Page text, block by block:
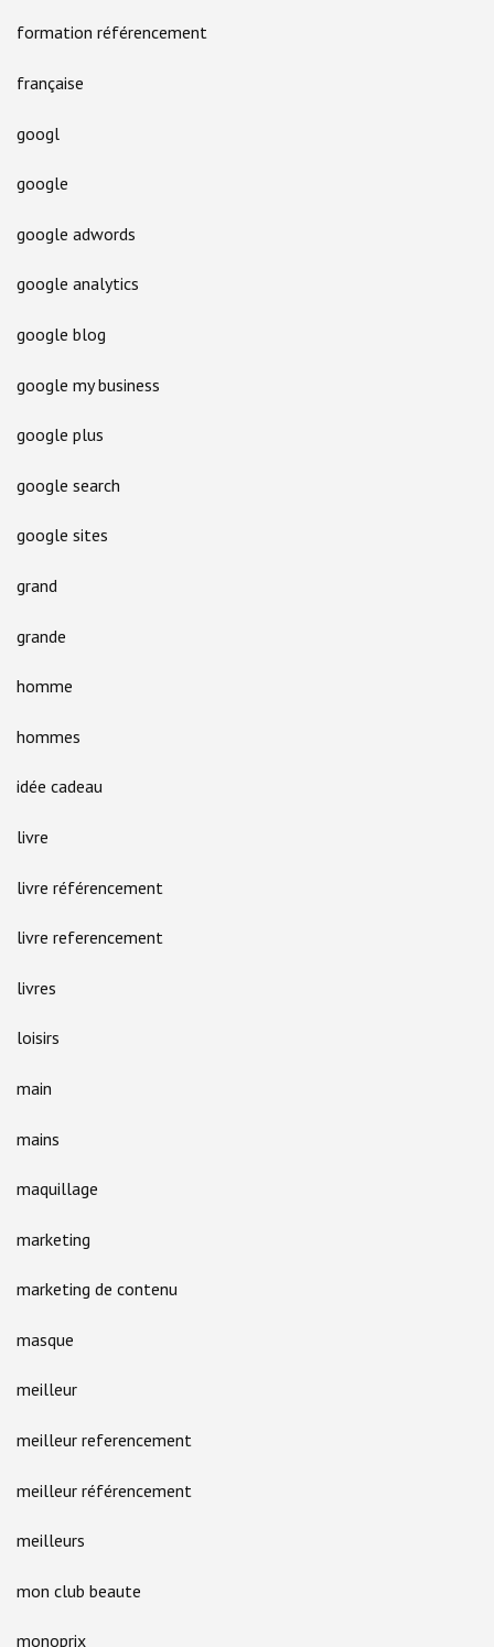
formation référencement
française
googl
google
google adwords
google analytics
google blog
google my business
google plus
google search
google sites
grand
grande
homme
hommes
idée cadeau
livre
livre référencement
livre referencement
livres
loisirs
main
mains
maquillage
marketing
marketing de contenu
masque
meilleur
meilleur referencement
meilleur référencement
meilleurs
mon club beaute
monoprix